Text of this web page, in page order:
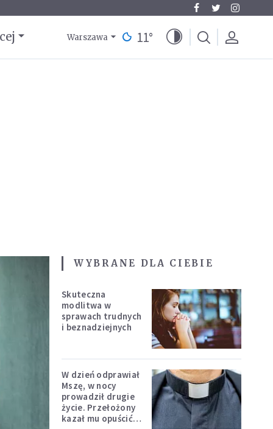
Warszawa 11°
WYBRANE DLA CIEBIE
Skuteczna
modlitwa w
sprawach trudnych
i beznadziejnych
W dzień odprawiał
Mszę, w nocy
prowadził drugie
życie. Przełożony
kazał mu opuścić